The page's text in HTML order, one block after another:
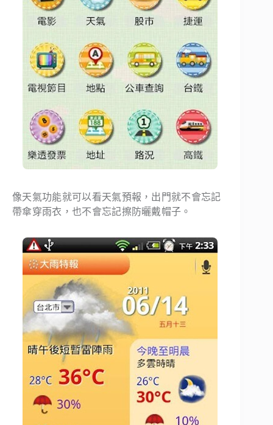
像天氣功能就可以看天氣預報，出門就不會忘記
帶傘穿雨衣，也不會忘記擦防曬戴帽子。